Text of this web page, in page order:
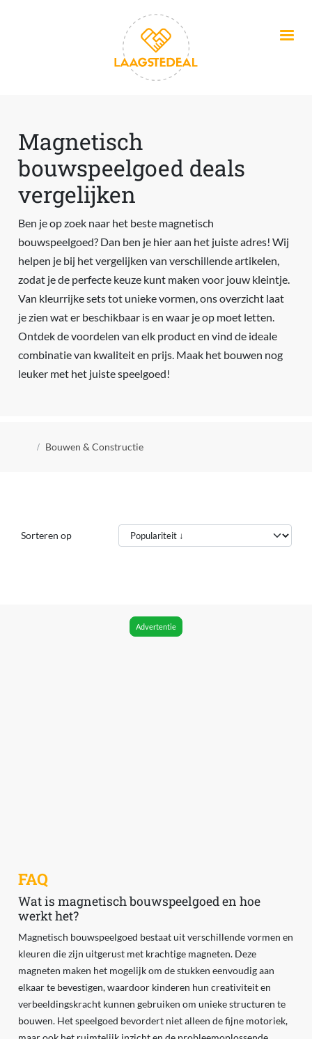
Magnetisch
bouwspeelgoed deals
vergelijken
Ben je op zoek naar het beste magnetisch
bouwspeelgoed? Dan ben je hier aan het juiste adres! Wij
helpen je bij het vergelijken van verschillende artikelen,
zodat je de perfecte keuze kunt maken voor jouw kleintje.
Van kleurrijke sets tot unieke vormen, ons overzicht laat
je zien wat er beschikbaar is en waar je op moet letten.
Ontdek de voordelen van elk product en vind de ideale
combinatie van kwaliteit en prijs. Maak het bouwen nog
leuker met het juiste speelgoed!
Kruimelpad
Bouwen & Constructie
Sorteren op
Advertentie
FAQ
Wat is magnetisch bouwspeelgoed en hoe
werkt het?
Magnetisch bouwspeelgoed bestaat uit verschillende vormen en
kleuren die zijn uitgerust met krachtige magneten. Deze
magneten maken het mogelijk om de stukken eenvoudig aan
elkaar te bevestigen, waardoor kinderen hun creativiteit en
verbeeldingskracht kunnen gebruiken om unieke structuren te
bouwen. Het speelgoed bevordert niet alleen de fijne motoriek,